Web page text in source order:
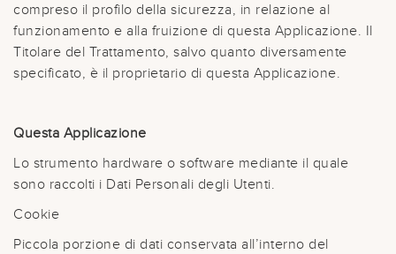
compreso il profilo della sicurezza, in relazione al
funzionamento e alla fruizione di questa Applicazione. Il
Titolare del Trattamento, salvo quanto diversamente
specificato, è il proprietario di questa Applicazione.
Questa Applicazione
Lo strumento hardware o software mediante il quale
sono raccolti i Dati Personali degli Utenti.
Cookie
Piccola porzione di dati conservata all’interno del